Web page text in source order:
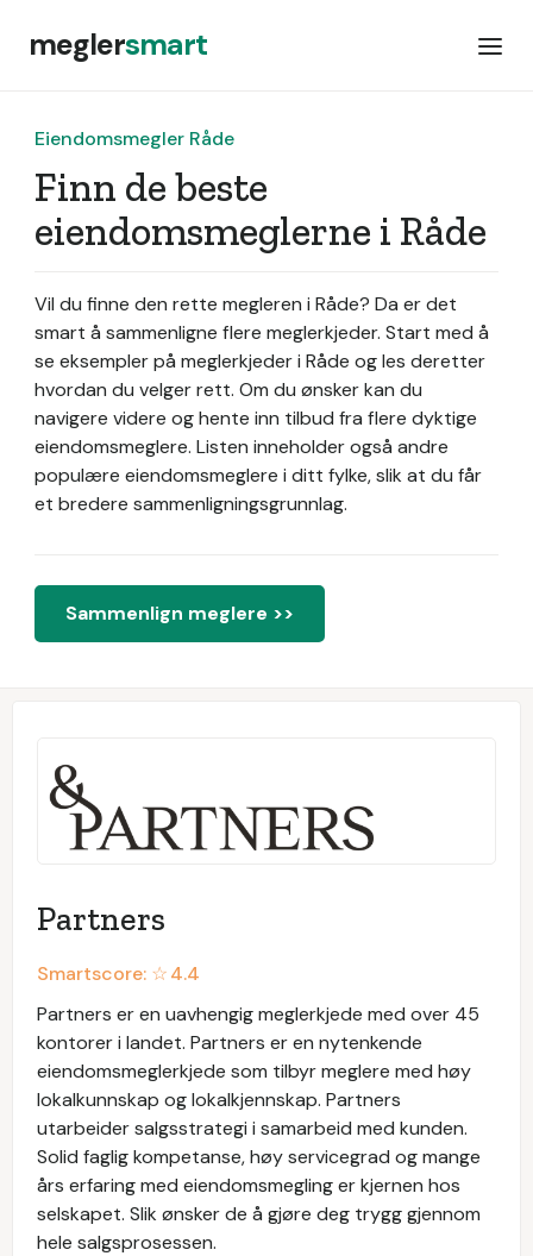
meglersmart
Eiendomsmegler Råde
Finn de beste
eiendomsmeglerne i Råde
Vil du finne den rette megleren i Råde? Da er det
smart å sammenligne flere meglerkjeder. Start med å
se eksempler på meglerkjeder i Råde og les deretter
hvordan du velger rett. Om du ønsker kan du
navigere videre og hente inn tilbud fra flere dyktige
eiendomsmeglere. Listen inneholder også andre
populære eiendomsmeglere i ditt fylke, slik at du får
et bredere sammenligningsgrunnlag.
Sammenlign meglere >>
Partners
Smartscore: ☆4.4
Partners er en uavhengig meglerkjede med over 45
kontorer i landet. Partners er en nytenkende
eiendomsmeglerkjede som tilbyr meglere med høy
lokalkunnskap og lokalkjennskap. Partners
utarbeider salgsstrategi i samarbeid med kunden.
Solid faglig kompetanse, høy servicegrad og mange
års erfaring med eiendomsmegling er kjernen hos
selskapet. Slik ønsker de å gjøre deg trygg gjennom
hele salgsprosessen.